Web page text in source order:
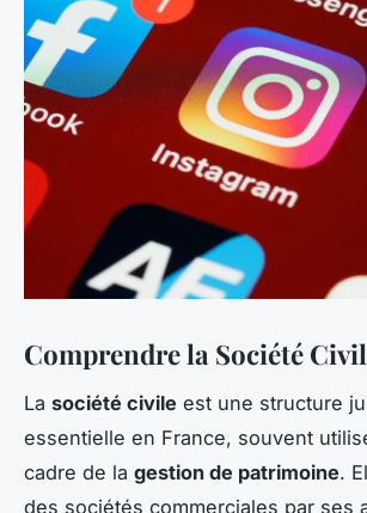
Comprendre la Société
La société civile est une structure
essentielle en France, souvent
cadre de la gestion de patrimoine.
des sociétés commerciales par ses